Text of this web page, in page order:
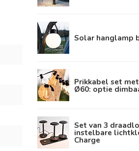
Solar hanglamp
Prikkabel set
Ø60: optie
Set van 3
instelbare
Charge